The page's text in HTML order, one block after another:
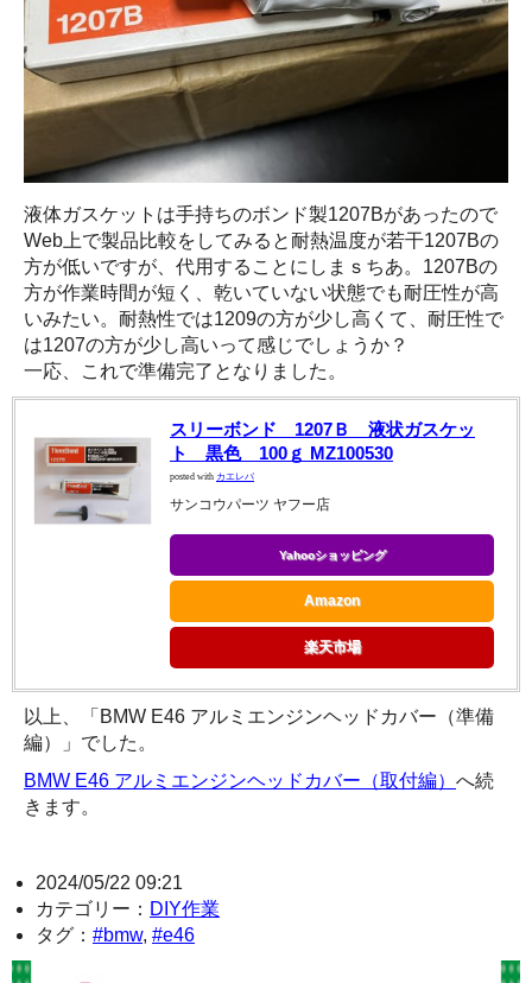
液体ガスケットは手持ちのボンド製1207Bがあったので
Web上で製品比較をしてみると耐熱温度が若干1207Bの
方が低いですが、代用することにしまｓちあ。1207Bの
方が作業時間が短く、乾いていない状態でも耐圧性が高
いみたい。耐熱性では1209の方が少し高くて、耐圧性で
は1207の方が少し高いって感じでしょうか？
一応、これで準備完了となりました。
スリーボンド 1207Ｂ 液状ガスケッ
ト 黒色 100ｇ MZ100530
posted with カエレバ
サンコウパーツ ヤフー店
Yahooショッピング
Amazon
楽天市場
以上、「BMW E46 アルミエンジンヘッドカバー（準備
編）」でした。
BMW E46 アルミエンジンヘッドカバー（取付編） へ続
きます。
2024/05/22 09:21
カテゴリー： DIY作業
タグ： #bmw, #e46